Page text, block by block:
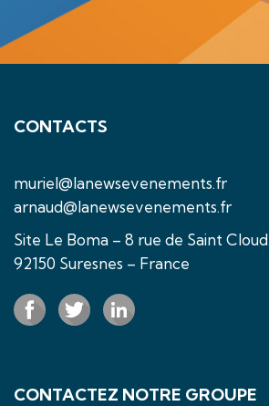
CONTACTS
muriel@lanewsevenements.fr
arnaud@lanewsevenements.fr
Site Le Boma – 8 rue de Saint Cloud
92150 Suresnes – France
CONTACTEZ NOTRE GROUPE